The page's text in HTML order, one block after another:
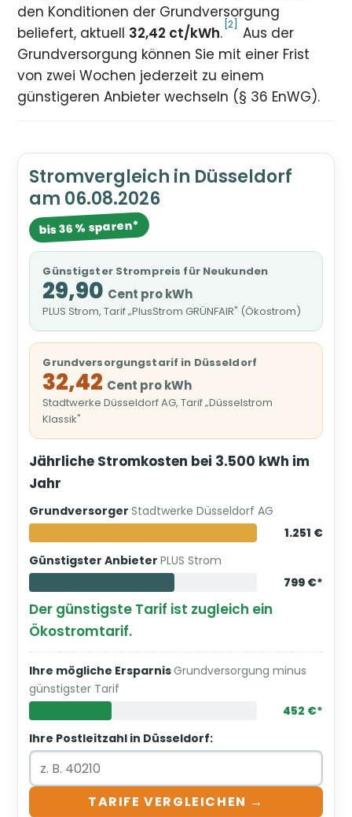
den Konditionen der Grundversorgung
beliefert, aktuell 32,42 ct/kWh. [2]
Aus der
Grundversorgung können Sie mit einer Frist
von zwei Wochen jederzeit zu einem
günstigeren Anbieter wechseln (§ 36 EnWG).
Stromvergleich in Düsseldorf
am 06.08.2026
bis 36 % sparen*
Günstigster Strompreis für Neukunden
29,90 Cent pro kWh
PLUS Strom, Tarif „PlusStrom GRÜNFAIR" (Ökostrom)
Grundversorgungstarif in Düsseldorf
32,42 Cent pro kWh
Stadtwerke Düsseldorf AG, Tarif „Düsselstrom
Klassik"
Jährliche Stromkosten bei 3.500 kWh im
Jahr
GrundversorgerStadtwerke Düsseldorf AG
1.251 €
Günstigster AnbieterPLUS Strom
799 €*
Der günstigste Tarif ist zugleich ein
Ökostromtarif.
Ihre mögliche ErsparnisGrundversorgung minus
günstigster Tarif
452 €*
Ihre Postleitzahl in Düsseldorf:
TARIFE VERGLEICHEN →